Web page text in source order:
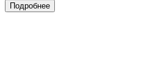
Подробнее